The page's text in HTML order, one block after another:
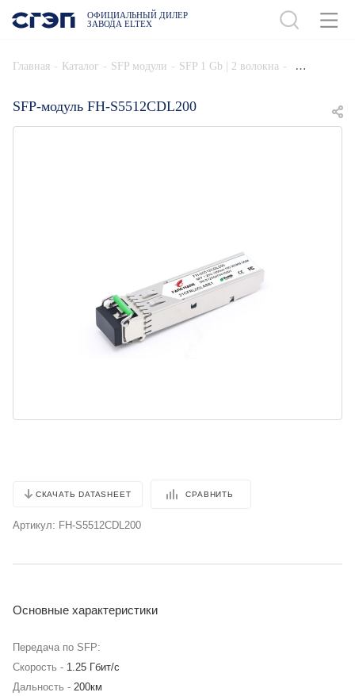
ОФИЦИАЛЬНЫЙ ДИЛЕР
ЗАВОДА ELTEX
Главная - Каталог - SFP модули - SFP 1 Gb | 2 волокна -
SFP-модуль FH-S5512CDL200
СКАЧАТЬ DATASHEET СРАВНИТЬ
Артикул: FH-S5512CDL200
Основные характеристики
Передача по SFP:
Скорость - 1.25 Гбит/с
Дальность - 200км